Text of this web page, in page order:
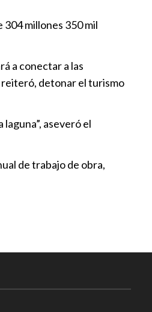
movilidad
millones 350 mil
a conectar a las
reiteró, detonar el turismo
aseveró el
de trabajo de obra,